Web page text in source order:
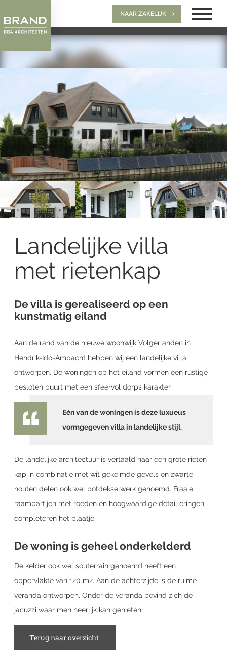
NAAR ZAKELIJK
Landelijke villa
met rietenkap
De villa is gerealiseerd op een
kunstmatig eiland
Aan de rand van de nieuwe woonwijk Volgerlanden in
Hendrik-Ido-Ambacht hebben wij een landelijke villa
ontworpen. De woningen op het eiland vormen een rustige
besloten buurt met een sfeervol dorps karakter.
Eén van de woningen is deze luxueus
vormgegeven villa in landelijke stijl.
De landelijke architectuur is vertaald naar een grote rieten
kap in combinatie met wit gekeimde gevels en zwarte
houten delen ook wel potdekselwerk genoemd. Fraaie
raampartijen met roeden en hoogwaardige detailleringen
completeren het plaatje.
De woning is geheel onderkelderd
De kelder ook wel souterrain genoemd heeft een
oppervlakte van 120 m2. Aan de achterzijde is de ruime
veranda ontworpen. Onder de veranda bevind zich de
jacuzzi waar men heerlijk kan genieten.
Terug naar overzicht